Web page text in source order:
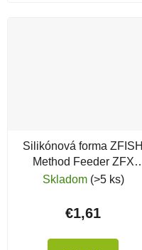
Silikónová forma ZFISH
Method Feeder ZFX
Mould
Skladom (>5 ks)
€1,61